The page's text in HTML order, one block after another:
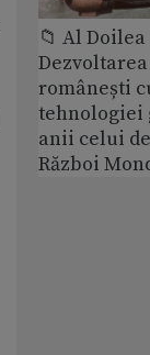
📁 Al
românești
tehnologiei
anii celui
Război